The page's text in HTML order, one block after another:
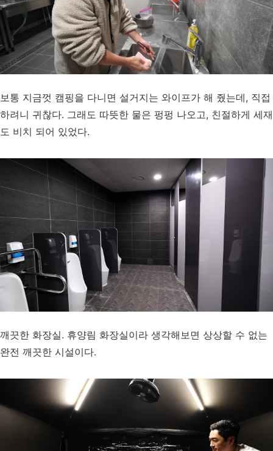
보통 지금껏 캠핑을 다니면 설거지는 와이프가 해 줬는데, 직접
하려니 귀찮다. 그래도 따뜻한 물은 펑펑 나오고, 친절하게 세재
도 비치 되어 있었다.
깨끗한 화장실. 휴양림 화장실이라 생각해보면 상상할 수 없는
완전 깨끗한 시설이다.